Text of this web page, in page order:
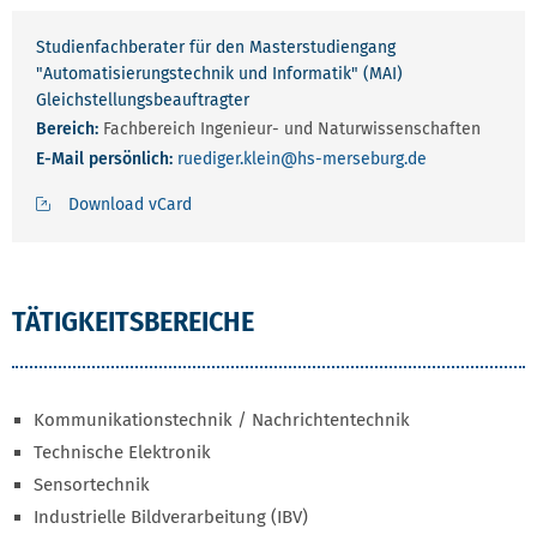
Studienfachberater für den Masterstudiengang
"Automatisierungstechnik und Informatik" (MAI)
Gleichstellungsbeauftragter
Bereich: Fachbereich Ingenieur- und Naturwissenschaften
E-Mail persönlich: ruediger.klein@hs-merseburg.de
Download vCard
TÄTIGKEITSBEREICHE
Kommunikationstechnik / Nachrichtentechnik
Technische Elektronik
Sensortechnik
Industrielle Bildverarbeitung (IBV)